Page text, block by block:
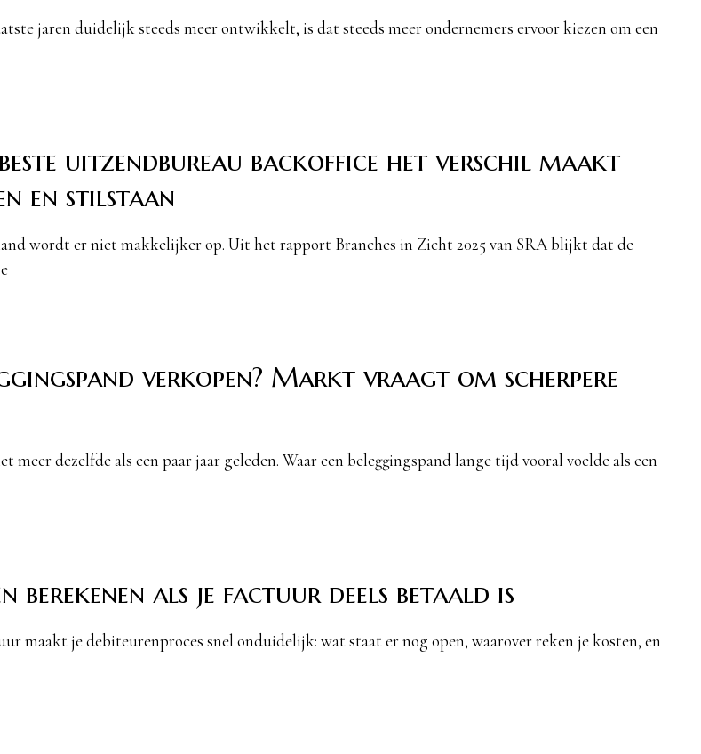
jaren duidelijk steeds meer ontwikkelt, is dat steeds meer ondernemers ervoor kiezen om een
uitzendbureau backoffice het verschil maakt
en stilstaan
wordt er niet makkelijker op. Uit het rapport Branches in Zicht 2025 van SRA blijkt dat de
verkopen? Markt vraagt om scherpere
meer dezelfde als een paar jaar geleden. Waar een beleggingspand lange tijd vooral voelde als een
berekenen als je factuur deels betaald is
maakt je debiteurenproces snel onduidelijk: wat staat er nog open, waarover reken je kosten, en